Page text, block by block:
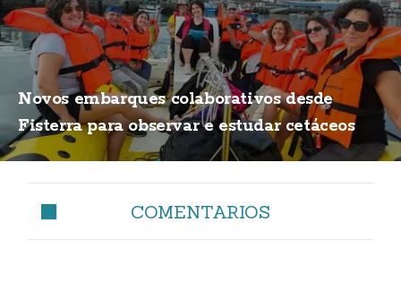
Novos embarques colaborativos desde
Fisterra para observar e estudar cetáceos
COMENTARIOS